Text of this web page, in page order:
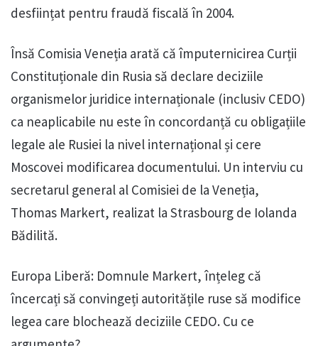
desființat pentru fraudă fiscală în 2004.
Însă Comisia Veneția arată că împuternicirea Curții
Constituționale din Rusia să declare deciziile
organismelor juridice internaționale (inclusiv CEDO)
ca neaplicabile nu este în concordanță cu obligațiile
legale ale Rusiei la nivel internațional și cere
Moscovei modificarea documentului. Un interviu cu
secretarul general al Comisiei de la Veneția,
Thomas Markert, realizat la Strasbourg de Iolanda
Bădilită.
Europa Liberă: Domnule Markert, înțeleg că
încercați să convingeți autoritățile ruse să modifice
legea care blochează deciziile CEDO. Cu ce